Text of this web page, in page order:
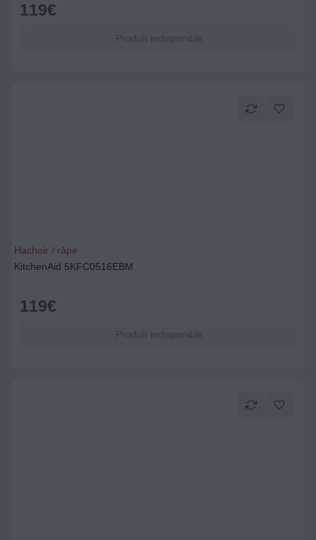
119€
Produit indisponible
Hachoir / râpe
KitchenAid 5KFC0516EBM
119€
Produit indisponible